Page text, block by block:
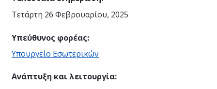
Τετάρτη 26 Φεβρουαρίου, 2025
Υπεύθυνος φορέας:
Υπουργείο Εσωτερικών
Ανάπτυξη και λειτουργία: